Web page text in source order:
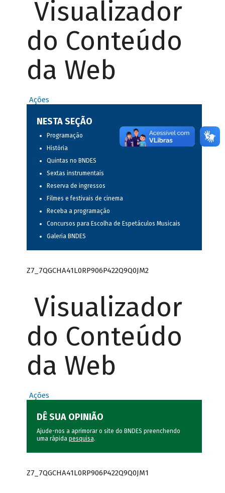
Visualizador
do Conteúdo
da Web
Ações
NESTA SEÇÃO
Programação
História
Quintas no BNDES
Sextas instrumentais
Reserva de ingressos
Filmes e festivais de cinema
Receba a programação
Concursos para Escolha de Espetáculos Musicais
Galeria BNDES
Z7_7QGCHA41L0RP906P422Q9Q0JM2
Visualizador
do Conteúdo
da Web
Ações
DÊ SUA OPINIÃO
Ajude-nos a aprimorar o site do BNDES preenchendo
uma rápida pesquisa.
Z7_7QGCHA41L0RP906P422Q9Q0JM1